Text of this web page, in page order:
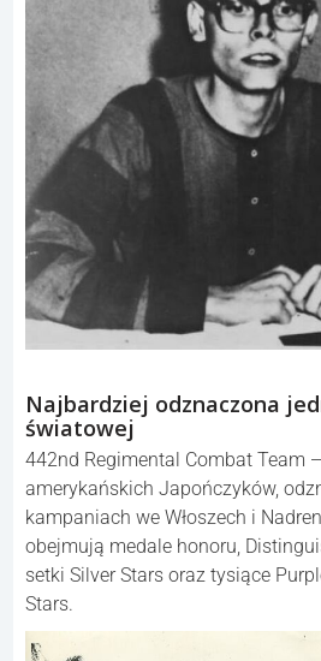
Najbardziej odznaczona
światowej
442nd Regimental Combat Team
amerykańskich Japończyków,
kampaniach we Włoszech i
obejmują medale honoru,
setki Silver Stars oraz tysiące
Stars.